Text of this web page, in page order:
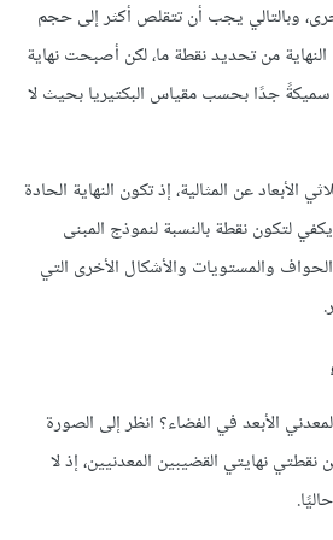
وبالتالي يجب أن تتقلص أكثر إلى حجم
النهاية من تحديد نقطة ما، لكن أصبحت نهاية
جدًا بحسب مقياس البكتيريا بحيث لا
الأبعاد عن المثالية، إذ تكون النهاية الحادة
لتكون نقطة بالنسبة لنموذج المبنى
والمستويات والأشكال الأخرى التي
الأبعد في الفضاء؟ انظر إلى الصورة
نهايتي القضيبين المعدنيين، إذ لا